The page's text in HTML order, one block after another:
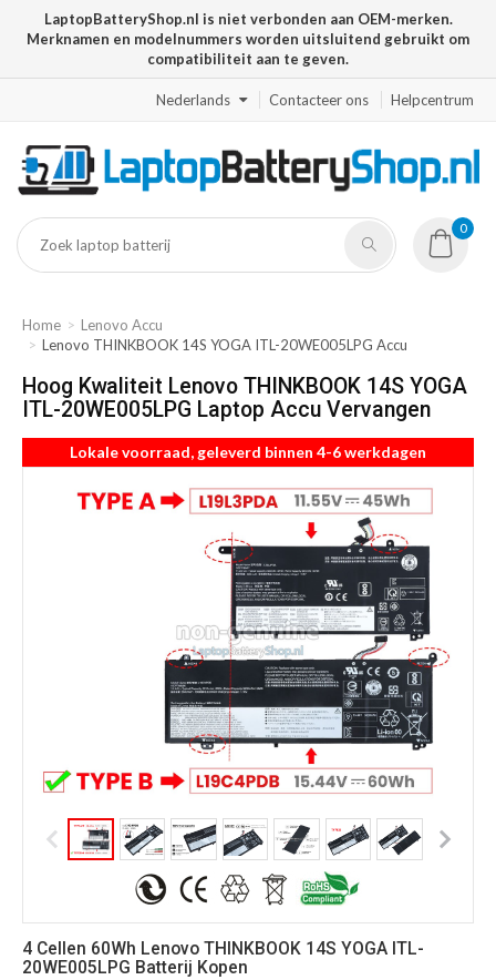
LaptopBatteryShop.nl is niet verbonden aan OEM-merken.
Merknamen en modelnummers worden uitsluitend gebruikt om
compatibiliteit aan te geven.
Nederlands Contacteer ons Helpcentrum
0
Home
Lenovo Accu
Lenovo THINKBOOK 14S YOGA ITL-20WE005LPG Accu
Hoog Kwaliteit Lenovo THINKBOOK 14S YOGA
ITL-20WE005LPG Laptop Accu Vervangen
Lokale voorraad, geleverd binnen 4-6 werkdagen
4 Cellen 60Wh Lenovo THINKBOOK 14S YOGA ITL-
20WE005LPG Batterij Kopen